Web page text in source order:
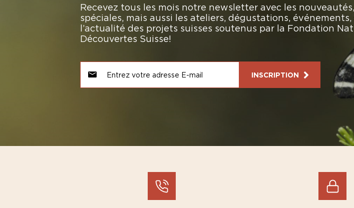
Recevez tous les mois notre newsletter avec les
spéciales, mais aussi les ateliers, dégustations,
l’actualité des projets suisses soutenus par la Fondation
Découvertes Suisse!
INSCRIPTION